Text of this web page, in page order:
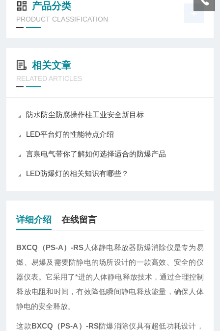
产品分类
PRODUCT CLASSIFICATION
相关文章
RELATED ARTICLES
防水防尘防腐操作柱工业安全新目标
LED平台灯的性能特点介绍
言泉电气带你了解如何选择适合的防爆产品
LED防爆灯的相关知识有哪些？
详细介绍 在线留言
BXCQ（PS-A）-RS 人体静电释放器防爆消除仪是专为易
燃、易爆及需要防静电的场所设计的一款高效、安全的仪
器仪表。它采用了*进的人体静电释放技术，通过合理控制
释放电阻和时间，有效降低瞬间静电释放能量，确保人体
静电的安全释放。
这款BXCQ（PS-A）-RS防爆消除仪具有超低功耗设计，